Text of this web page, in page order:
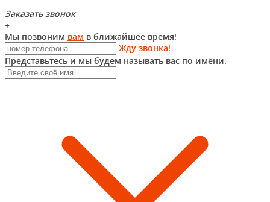
Заказать звонок
+
Мы позвоним вам в ближайшее время!
Жду звонка!
Представьтесь и мы будем называть вас по имени.